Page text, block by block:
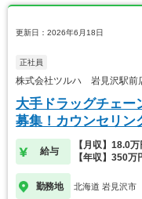
更新日：2026年6月18日
正社員
株式会社ツルハ 岩見沢駅前
大手ドラッグチェー
募集！カウンセリン
給与
【月収】18.0
【年収】350万
勤務地 北海道 岩見沢市